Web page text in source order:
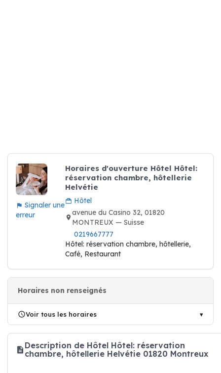
Signaler une
erreur
Horaires d'ouverture Hôtel Hôtel:
réservation chambre, hôtellerie
Helvétie
Hôtel
avenue du Casino 32, 01820
MONTREUX — Suisse
0219667777
Hôtel: réservation chambre, hôtellerie,
Café, Restaurant
Horaires non renseignés
Voir tous les horaires
Description de Hôtel Hôtel: réservation
chambre, hôtellerie Helvétie 01820 Montreux